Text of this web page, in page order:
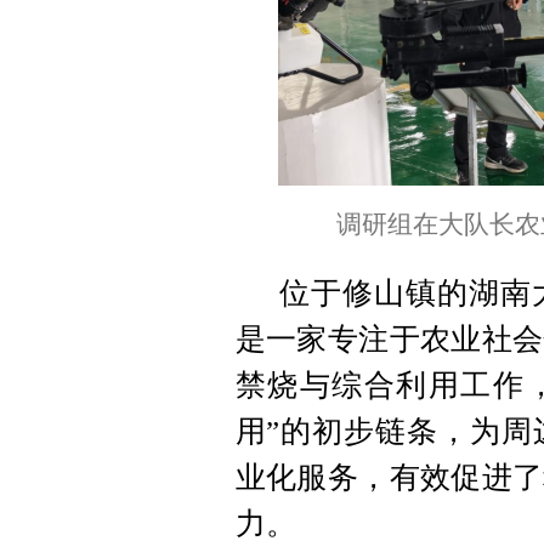
调研组在大队长
位于修山镇的湖南
是一家专注于农业社
禁烧与综合利用工作
用”的初步链条，为
业化服务，有效促进
力。